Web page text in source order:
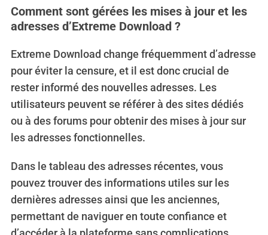
Comment sont gérées les mises à jour et les
adresses d’Extreme Download ?
Extreme Download change fréquemment d’adresse
pour éviter la censure, et il est donc crucial de
rester informé des nouvelles adresses. Les
utilisateurs peuvent se référer à des sites dédiés
ou à des forums pour obtenir des mises à jour sur
les adresses fonctionnelles.
Dans le tableau des adresses récentes, vous
pouvez trouver des informations utiles sur les
dernières adresses ainsi que les anciennes,
permettant de naviguer en toute confiance et